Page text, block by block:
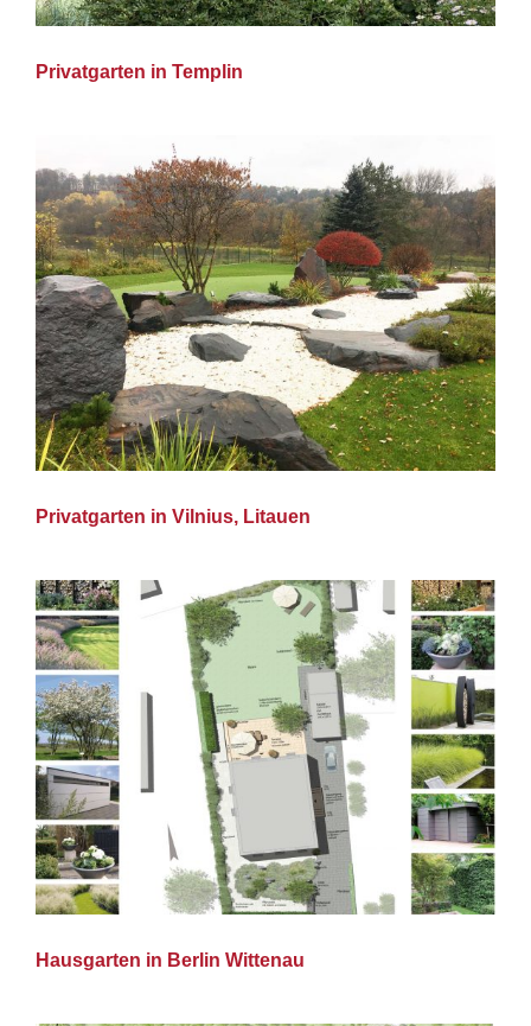
Privatgarten in Templin
Privatgarten in Vilnius, Litauen
Hausgarten in Berlin Wittenau